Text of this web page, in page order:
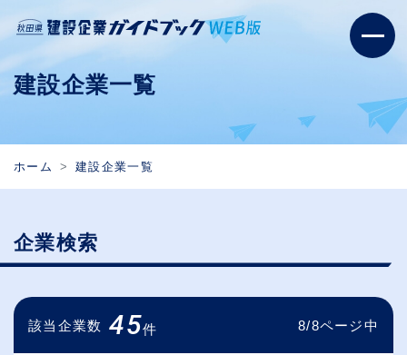
建設企業一覧
ホーム 建設企業一覧
企業検索
該当企業数 45件 8/8ページ中